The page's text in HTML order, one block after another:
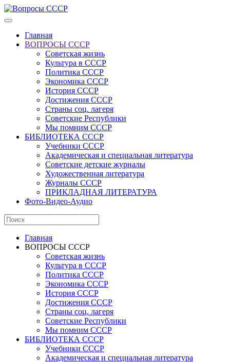
Главная
ВОПРОСЫ СССР
Советская жизнь
Культура в СССР
Политика СССР
Экономика СССР
История СССР
Достижения СССР
Страны соц. лагеря
Советские Республики
Мы помним СССР
БИБЛИОТЕКА СССР
Учебники СССР
Академическая и специальная литература
Советские детские журналы
Художественная литература
Журналы СССР
ПРИКЛАДНАЯ ЛИТЕРАТУРА
Фото-Видео-Аудио
Главная
ВОПРОСЫ СССР
Советская жизнь
Культура в СССР
Политика СССР
Экономика СССР
История СССР
Достижения СССР
Страны соц. лагеря
Советские Республики
Мы помним СССР
БИБЛИОТЕКА СССР
Учебники СССР
Академическая и специальная литература